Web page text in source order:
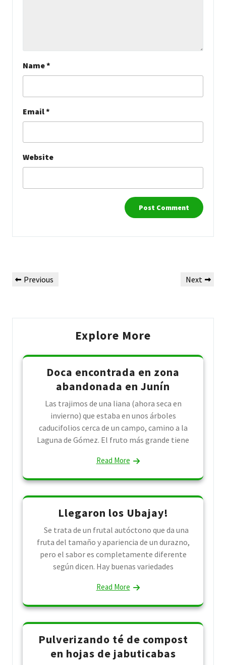
Name*
Email*
Website
navigation
Previous
Previous
Next
Next
Explore More
Doca encontrada en zona
abandonada en Junín
Las trajimos de una liana (ahora seca en
invierno) que estaba en unos árboles
caducifolios cerca de un campo, camino a la
Laguna de Gómez. El fruto más grande tiene
Read More
Llegaron los Ubajay!
Se trata de un frutal autóctono que da una
fruta del tamaño y apariencia de un durazno,
pero el sabor es completamente diferente
según dicen. Hay buenas variedades
Read More
Pulverizando té de compost
en hojas de jabuticabas